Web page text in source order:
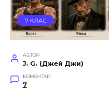
7 КЛАС
АВТОР
J. G. (Джей Джи)
КОМЕНТАРІ
7